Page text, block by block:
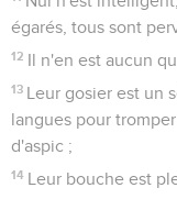
égarés, tous sont
12 Il n'en est aucun
13 Leur gosier est un
langues pour
d'aspic ;
14 Leur bouche est